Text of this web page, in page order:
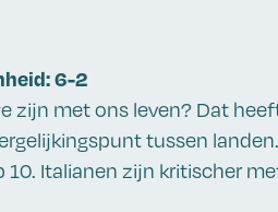
6-2
zijn met ons leven? Dat
tussen
10. Italianen zijn kritischer